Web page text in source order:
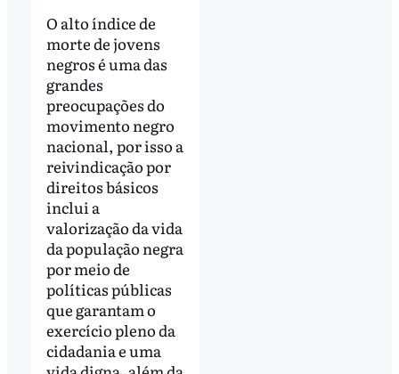
O alto índice de
morte de jovens
negros é uma das
grandes
preocupações do
movimento negro
nacional, por isso a
reivindicação por
direitos básicos
inclui a
valorização da vida
da população negra
por meio de
políticas públicas
que garantam o
exercício pleno da
cidadania e uma